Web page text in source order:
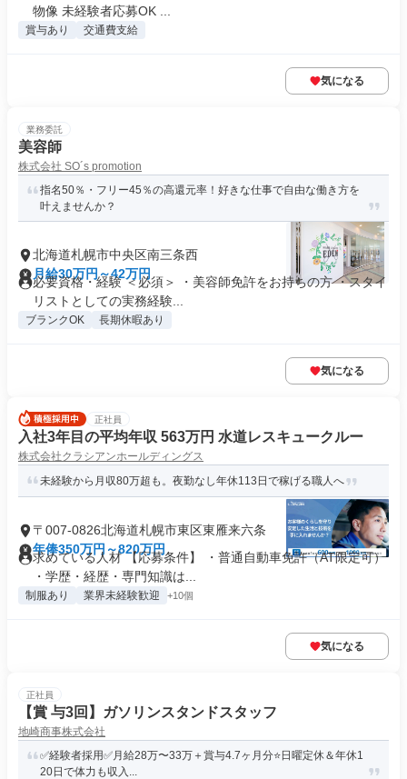
物像 未経験者応募OK ...
賞与あり 交通費支給
気になる
業務委託
美容師
株式会社 SO´s promotion
指名50％・フリー45％の高還元率！好きな仕事で自由な働き方を
叶えませんか？
北海道札幌市中央区南三条西
月給30万円～42万円
必要資格・経験 ＜必須＞ ・美容師免許をお持ちの方 ・スタイ
リストとしての実務経験...
ブランクOK 長期休暇あり
気になる
正社員
入社3年目の平均年収 563万円 水道レスキュークルー
株式会社クラシアンホールディングス
未経験から月収80万超も。夜勤なし年休113日で稼げる職人へ
〒007-0826北海道札幌市東区東雁来六条
年俸350万円～820万円
求めている人材 【応募条件】 ・普通自動車免許（AT限定可）
・学歴・経歴・専門知識は...
制服あり 業界未経験歓迎 +10個
気になる
正社員
【賞 与3回】ガソリンスタンドスタッフ
地崎商事株式会社
✅️経験者採用✅️月給28万〜33万＋賞与4.7ヶ月分⭐日曜定休＆年休1
20日で体力も収入...